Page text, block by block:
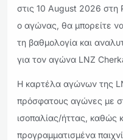
στις 10 August 2026 στη
ο αγώνας, θα μπορείτε
τη βαθμολογία και
για τον αγώνα LNZ
Η καρτέλα αγώνων της
πρόσφατους αγώνες με
ισοπαλίας/ήττας, καθώς
προγραμματισμένα